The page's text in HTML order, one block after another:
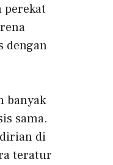
perekat
dengan
banyak
sama.
di
teratur